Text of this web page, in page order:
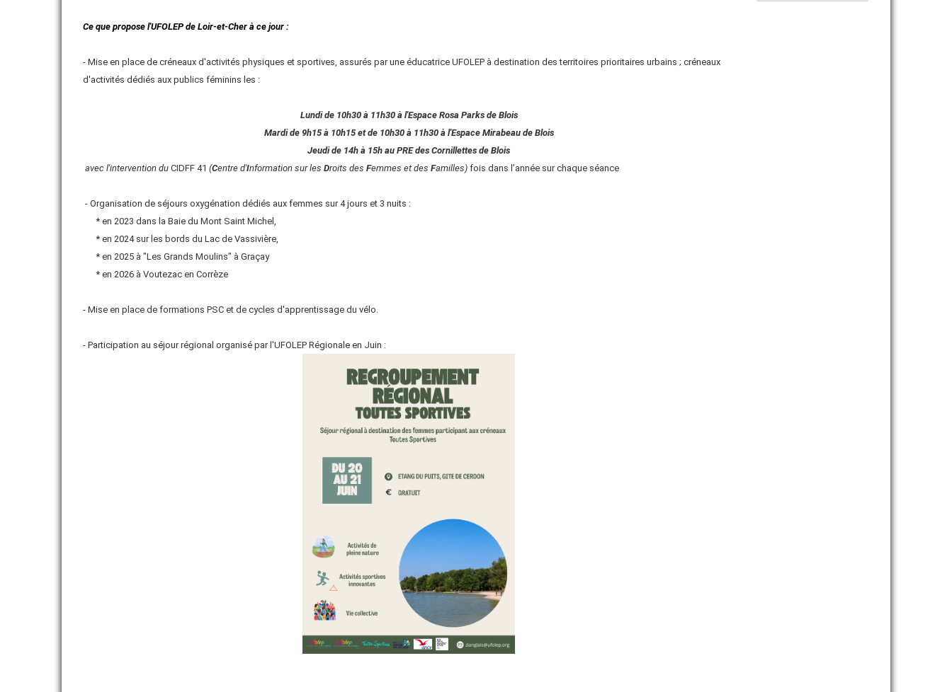
Ce que propose l'UFOLEP de Loir-et-Cher à ce jour :
- Mise en place de créneaux d'activités physiques et sportives, assurés par une éducatrice UFOLEP à destination des territoires prioritaires urbains ; créneaux
d'activités dédiés aux publics féminins les :
Lundi de 10h30 à 11h30 à l'Espace Rosa Parks de Blois
Mardi de 9h15 à 10h15 et de 10h30 à 11h30 à l'Espace Mirabeau de Blois
Jeudi de 14h à 15h au PRE des Cornillettes de Blois
avec l'intervention du CIDFF 41 (Centre d'Information sur les Droits des Femmes et des Familles) fois dans l’année sur chaque séance
- Organisation de séjours oxygénation dédiés aux femmes sur 4 jours et 3 nuits :
* en 2023 dans la Baie du Mont Saint Michel,
* en 2024 sur les bords du Lac de Vassivière,
* en 2025 à "Les Grands Moulins" à Graçay
* en 2026 à Voutezac en Corrèze
- Mise en place de formations PSC et de cycles d'apprentissage du vélo.
- Participation au séjour régional organisé par l'UFOLEP Régionale en Juin :